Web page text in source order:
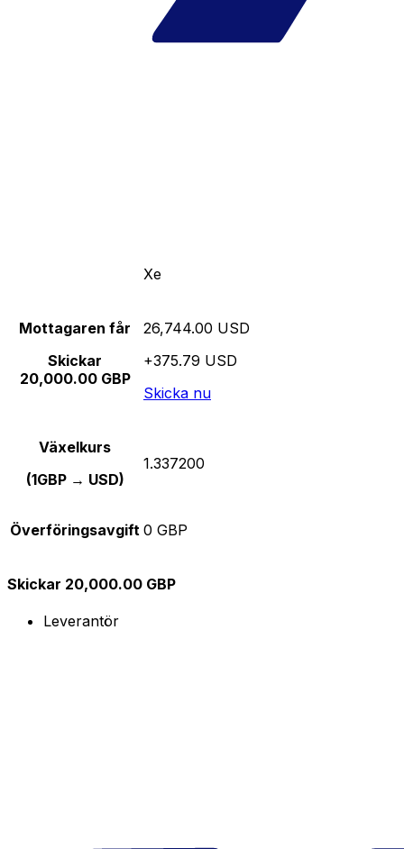
Xe
Mottagaren får
Skickar
20,000.00 GBP
26,744.00 USD
+375.79 USD
Skicka nu
Växelkurs
(1GBP → USD)
1.337200
Överföringsavgift 0 GBP
Skickar 20,000.00 GBP
Leverantör